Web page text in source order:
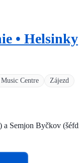
Centre Zájezd
• Helsinky
a Semjon Byčkov